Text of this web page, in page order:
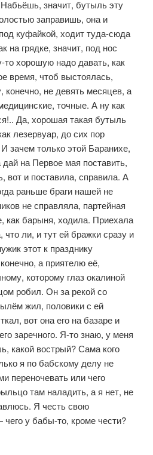
значит, бутыль эту
заправишь, она и
куфайкой, ходит туда-сюда
на грядке, значит, под нос
хорошую надо давать, как
вре­мя, чтоб выстоялась,
не девять месяцев, а
точные. А ну как
Да, хорошая такая бутыль
лезервуар, до сих пор
зачем только этой Баранихе,
на Первое мая поставить,
вот и поставила, справила. А
раньше браги нашей не
не справляла, партейная
как барыня, ходила. Приехала
ли, и тут ей бражки сразу и
этот к празднику
а приятелю её,
которому глаз окалиной
робил. Он за рекой со
жил, половики с ей
вот она его на базаре и
заречного. Я-то знаю, у меня
какой вострый? Сама кого
я по бабскому делу не
переночевать или чего
там наладить, а я нет, не
Я честь свою
у бабы-то, кроме че­сти?